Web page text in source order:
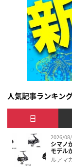
人気記事ランキン
日
2026/
シマノ
モデル
ルアマ